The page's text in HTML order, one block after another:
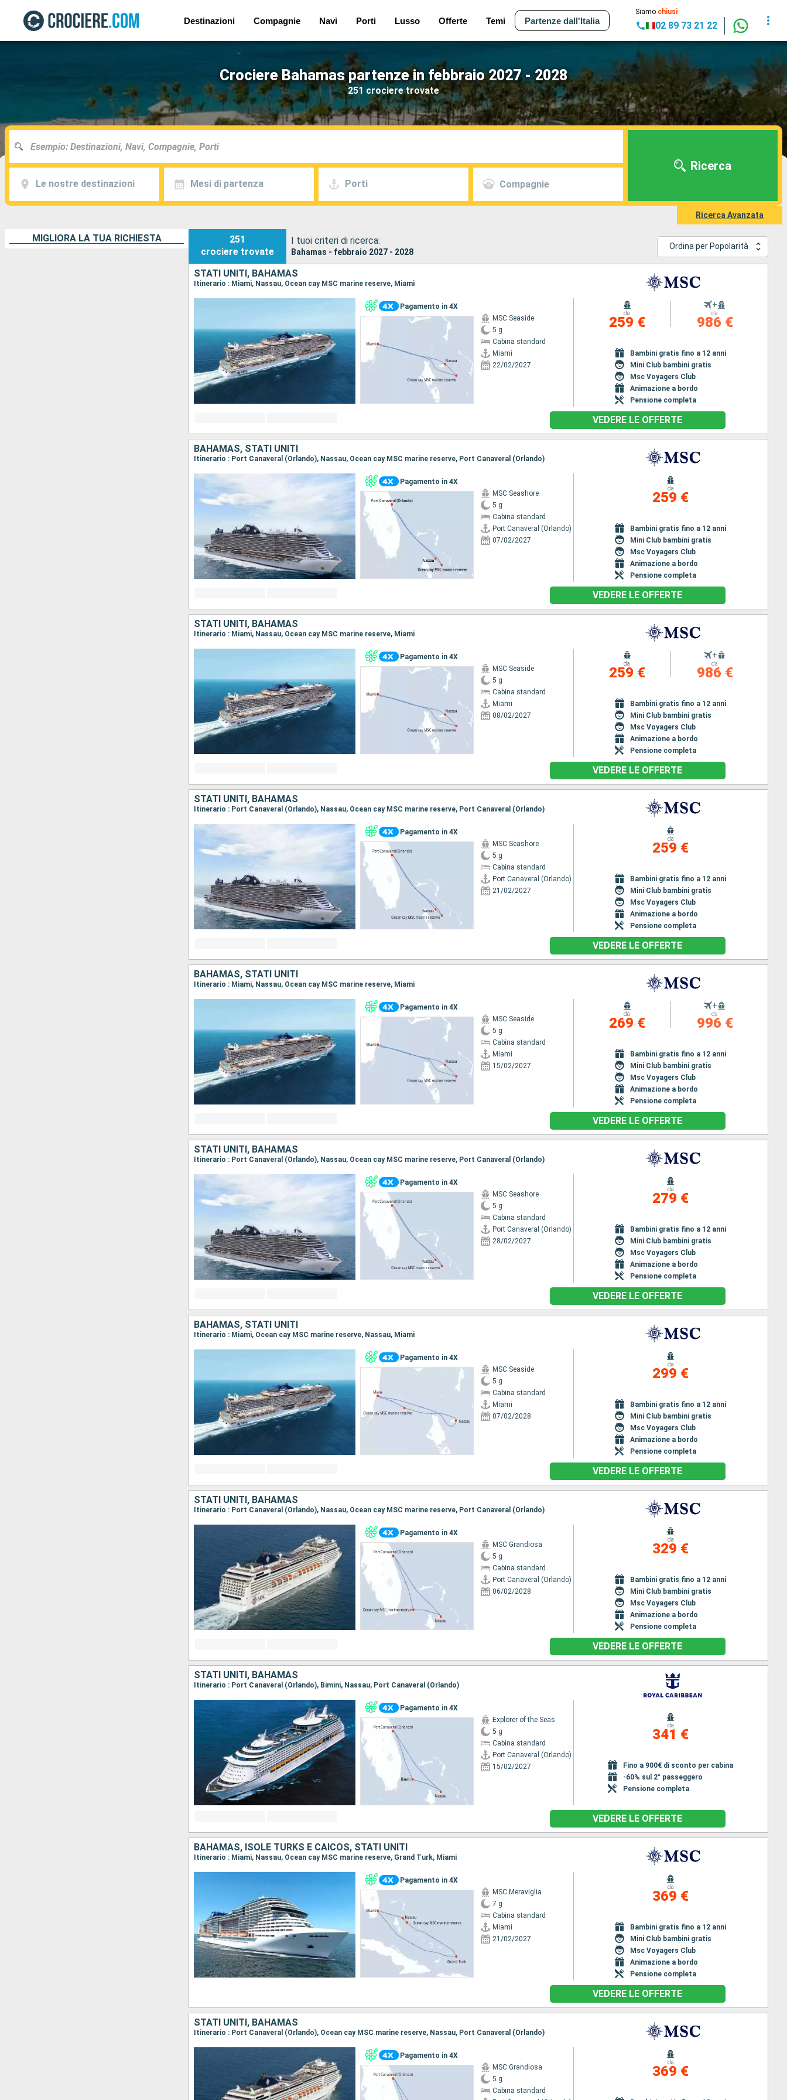
Destinazioni Compagnie Navi Porti Lusso Offerte Temi Partenze dall'Italia
Siamo chiusi
02 89 73 21 22
Crociere Bahamas partenze in febbraio 2027 - 2028
251 crociere trovate
Le nostre destinazioni Mesi di partenza Porti Compagnie
Ricerca
Ricerca Avanzata
MIGLIORA LA TUA RICHIESTA
251
crociere trovate
I tuoi criteri di ricerca:
Bahamas - febbraio 2027 - 2028
Ordina per Popolarità
STATI UNITI, BAHAMAS
Itinerario : Miami, Nassau, Ocean cay MSC marine reserve, Miami
Pagamento in 4X
MSC Seaside
5 g
Cabina standard
Miami
22/02/2027
da
259 €
+
da
986 €
Bambini gratis fino a 12 anni
Mini Club bambini gratis
Msc Voyagers Club
Animazione a bordo
Pensione completa
VEDERE LE OFFERTE
BAHAMAS, STATI UNITI
Itinerario : Port Canaveral (Orlando), Nassau, Ocean cay MSC marine reserve, Port Canaveral (Orlando)
Pagamento in 4X
MSC Seashore
5 g
Cabina standard
Port Canaveral (Orlando)
07/02/2027
da
259 €
Bambini gratis fino a 12 anni
Mini Club bambini gratis
Msc Voyagers Club
Animazione a bordo
Pensione completa
VEDERE LE OFFERTE
STATI UNITI, BAHAMAS
Itinerario : Miami, Nassau, Ocean cay MSC marine reserve, Miami
Pagamento in 4X
MSC Seaside
5 g
Cabina standard
Miami
08/02/2027
da
259 €
+
da
986 €
Bambini gratis fino a 12 anni
Mini Club bambini gratis
Msc Voyagers Club
Animazione a bordo
Pensione completa
VEDERE LE OFFERTE
STATI UNITI, BAHAMAS
Itinerario : Port Canaveral (Orlando), Nassau, Ocean cay MSC marine reserve, Port Canaveral (Orlando)
Pagamento in 4X
MSC Seashore
5 g
Cabina standard
Port Canaveral (Orlando)
21/02/2027
da
259 €
Bambini gratis fino a 12 anni
Mini Club bambini gratis
Msc Voyagers Club
Animazione a bordo
Pensione completa
VEDERE LE OFFERTE
BAHAMAS, STATI UNITI
Itinerario : Miami, Nassau, Ocean cay MSC marine reserve, Miami
Pagamento in 4X
MSC Seaside
5 g
Cabina standard
Miami
15/02/2027
da
269 €
+
da
996 €
Bambini gratis fino a 12 anni
Mini Club bambini gratis
Msc Voyagers Club
Animazione a bordo
Pensione completa
VEDERE LE OFFERTE
STATI UNITI, BAHAMAS
Itinerario : Port Canaveral (Orlando), Nassau, Ocean cay MSC marine reserve, Port Canaveral (Orlando)
Pagamento in 4X
MSC Seashore
5 g
Cabina standard
Port Canaveral (Orlando)
28/02/2027
da
279 €
Bambini gratis fino a 12 anni
Mini Club bambini gratis
Msc Voyagers Club
Animazione a bordo
Pensione completa
VEDERE LE OFFERTE
BAHAMAS, STATI UNITI
Itinerario : Miami, Ocean cay MSC marine reserve, Nassau, Miami
Pagamento in 4X
MSC Seaside
5 g
Cabina standard
Miami
07/02/2028
da
299 €
Bambini gratis fino a 12 anni
Mini Club bambini gratis
Msc Voyagers Club
Animazione a bordo
Pensione completa
VEDERE LE OFFERTE
STATI UNITI, BAHAMAS
Itinerario : Port Canaveral (Orlando), Nassau, Ocean cay MSC marine reserve, Port Canaveral (Orlando)
Pagamento in 4X
MSC Grandiosa
5 g
Cabina standard
Port Canaveral (Orlando)
06/02/2028
da
329 €
Bambini gratis fino a 12 anni
Mini Club bambini gratis
Msc Voyagers Club
Animazione a bordo
Pensione completa
VEDERE LE OFFERTE
STATI UNITI, BAHAMAS
Itinerario : Port Canaveral (Orlando), Bimini, Nassau, Port Canaveral (Orlando)
Pagamento in 4X
Explorer of the Seas
5 g
Cabina standard
Port Canaveral (Orlando)
15/02/2027
da
341 €
Fino a 900€ di sconto per cabina
-60% sul 2° passeggero
Pensione completa
VEDERE LE OFFERTE
BAHAMAS, ISOLE TURKS E CAICOS, STATI UNITI
Itinerario : Miami, Nassau, Ocean cay MSC marine reserve, Grand Turk, Miami
Pagamento in 4X
MSC Meraviglia
7 g
Cabina standard
Miami
21/02/2027
da
369 €
Bambini gratis fino a 12 anni
Mini Club bambini gratis
Msc Voyagers Club
Animazione a bordo
Pensione completa
VEDERE LE OFFERTE
STATI UNITI, BAHAMAS
Itinerario : Port Canaveral (Orlando), Ocean cay MSC marine reserve, Nassau, Port Canaveral (Orlando)
Pagamento in 4X
MSC Grandiosa
5 g
Cabina standard
da
369 €